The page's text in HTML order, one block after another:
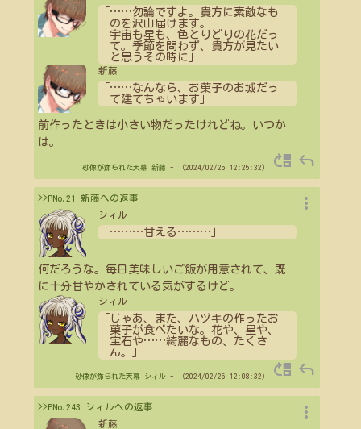
……勿論ですよ。貴方に素敵なも
のを沢山届けます。
宇宙も星も、色とりどりの花だっ
て。季節を問わず、貴方が見たい
と思うその時に」
新藤
……なんなら、お菓子のお城だっ
て建てちゃいます」
前作ったときは小さい物だったけれどね。いつか
は。
砂像が飾られた天幕 新藤 - （2024/02/25 12:25:32） move_up reply
>>PNo.21 新藤への返事
シィル
………甘える ………
何だろうな。毎日美味しいご飯が用意されて、既
に十分甘やかされている気がするけど。
シィル
「じゃあ、また、ハヅキの作ったお
菓子が食べたいな。花や、星や、
宝石や……綺麗なもの、たくさ
ん。」
more_vert
砂像が飾られた天幕 シィル - （2024/02/25 12:08:32） move_up reply
>>PNo.243 シィルへの返事
新藤
more_vert